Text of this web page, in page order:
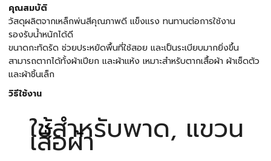
คุณสมบัติ
วัสดุผลิตจากเหล็กพ่นสีคุณภาพดี แข็งแรง ทนทานต่อการใช้งาน
รองรับน้ำหนักได้ดี
ขนาดกะทัดรัด ช่วยประหยัดพื้นที่ใช้สอย และเป็นระเบียบมากยิ่งขึ้น
สามารถตากได้ทั้งผ้าเปียก และผ้าแห้ง เหมาะสำหรับตากเสื้อผ้า ผ้าเช็ดตัว
และผ้าชิ้นเล็ก
วิธีใช้งาน
ใช้สำหรับพาด, แขวน
เสื้อผ้า